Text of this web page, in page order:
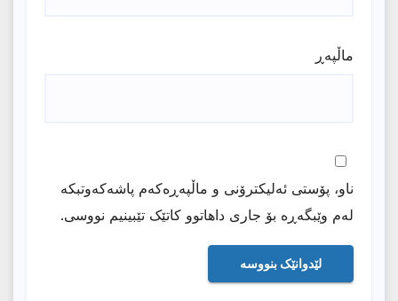
ماڵپه‌ڕ
ناو، پۆستی ئەلیکترۆنی و ماڵپەڕەکەم پاشەکەوتبکە
لەم وێبگەڕە بۆ جاری داهاتوو کاتێک تێبینیم نووسی.